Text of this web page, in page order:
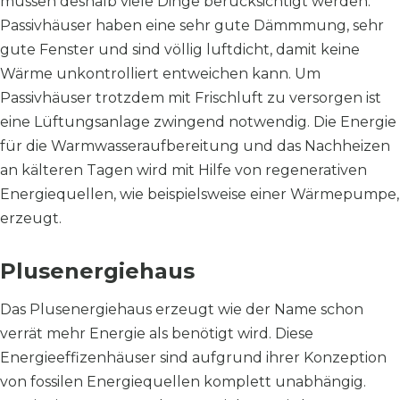
Passivhäuser haben eine sehr gute Dämmmung, sehr
gute Fenster und sind völlig luftdicht, damit keine
Wärme unkontrolliert entweichen kann. Um
Passivhäuser trotzdem mit Frischluft zu versorgen ist
eine Lüftungsanlage zwingend notwendig. Die Energie
für die Warmwasseraufbereitung und das Nachheizen
an kälteren Tagen wird mit Hilfe von regenerativen
Energiequellen, wie beispielsweise einer Wärmepumpe,
erzeugt.
Plusenergiehaus
Das Plusenergiehaus erzeugt wie der Name schon
verrät mehr Energie als benötigt wird. Diese
Energieeffizenhäuser sind aufgrund ihrer Konzeption
von fossilen Energiequellen komplett unabhängig.